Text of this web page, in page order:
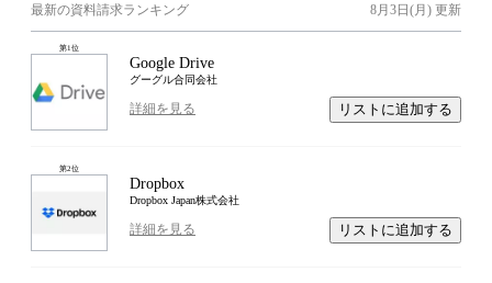
最新の資料請求ランキング 8月3日(月) 更新
第1位
Google Drive
グーグル合同会社
詳細を見る リストに追加する
第2位
Dropbox
Dropbox Japan株式会社
詳細を見る リストに追加する